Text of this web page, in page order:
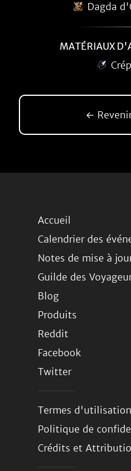
Dagda
MATÉRIAUX
←
Accueil
Calendrier des
Notes de mise à
Guilde des
Blog
Produits
Reddit
Facebook
Twitter
Termes d'utilisation
Politique de
Crédits et